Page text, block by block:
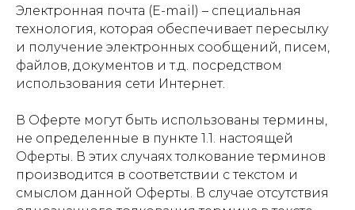
Электронная почта (E-mail) – специальная
технология, которая обеспечивает пересылку
и получение электронных сообщений, писем,
файлов, документов и т.д. посредством
использования сети Интернет.
В Оферте могут быть использованы термины,
не определенные в пункте 1.1. настоящей
Оферты. В этих случаях толкование терминов
производится в соответствии с текстом и
смыслом данной Оферты. В случае отсутствия